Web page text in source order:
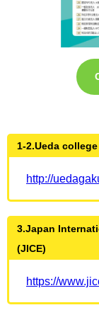
1-2.Ueda
http://
3.Japan
(JICE)
https://